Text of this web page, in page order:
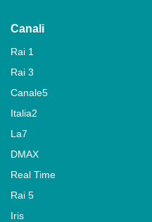
Canali
Rai 1
Rai 3
Canale5
Italia2
La7
DMAX
Real Time
Rai 5
Iris